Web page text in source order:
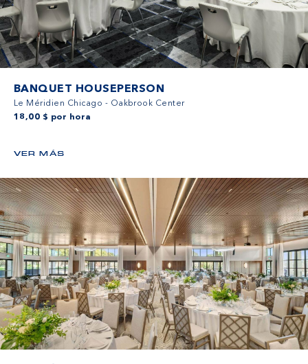
BANQUET HOUSEPERSON
Le Méridien Chicago - Oakbrook Center
18,00 $ por hora
VER MÁS